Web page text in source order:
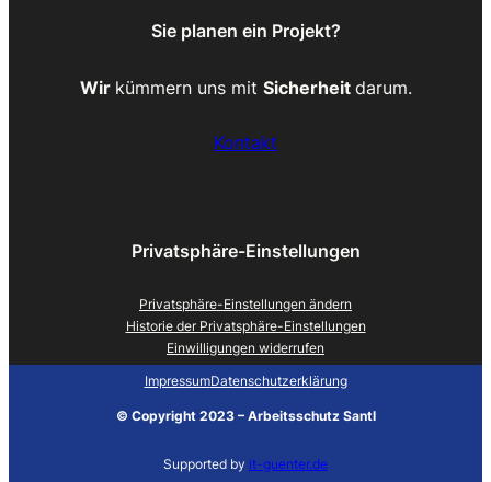
Sie planen ein Projekt?
Wir kümmern uns mit Sicherheit darum.
Kontakt
Privatsphäre-Einstellungen
Privatsphäre-Einstellungen ändern
Historie der Privatsphäre-Einstellungen
Einwilligungen widerrufen
ImpressumDatenschutzerklärung
© Copyright 2023 – Arbeitsschutz Santl
Supported by it-guenter.de